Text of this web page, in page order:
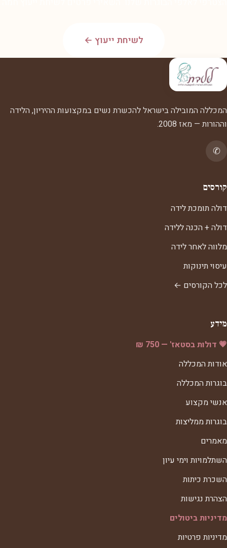
לשיחת ייעוץ ←
המכללה המובילה בישראל להכשרת נשים במקצועות ההיריון, הלידה
וההורות — מאז 2008.
✆
קורסים
דולה תומכת לידה
דולה + הכנה ללידה
מלווה לאחר לידה
עיסוי תינוקות
לכל הקורסים ←
מידע
💗 דולות בסטאז' — 750 ₪
אודות המכללה
בוגרות המכללה
אנשי מקצוע
בוגרות ממליצות
מאמרים
השתלמויות וימי עיון
השכרת כיתות
הצהרת נגישות
מדיניות ביטולים
מדיניות פרטיות